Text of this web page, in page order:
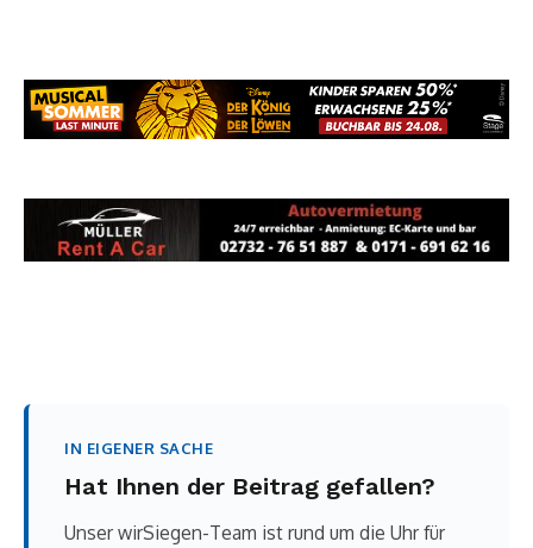
IN EIGENER SACHE
Hat Ihnen der Beitrag gefallen?
Unser wirSiegen-Team ist rund um die Uhr für